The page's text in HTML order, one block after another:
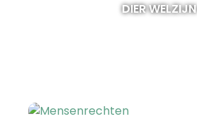
DIER WELZIJN